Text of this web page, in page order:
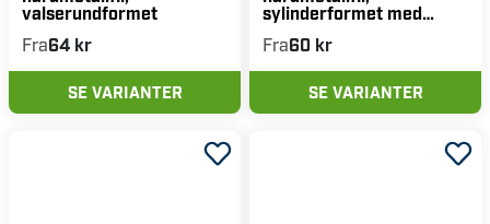
valserundformet
Fra64 kr
SE VARIANTER
sylinderformet med
tanning
Fra60 kr
SE VARIANTER